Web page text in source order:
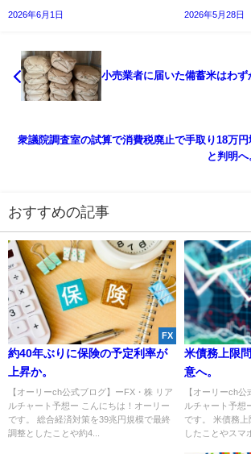
2026年6月1日 2026年5月28日
小売業者に届いた備蓄米はわず
衆議院調査室の試算で消費税廃止で手取り18万円
と判明へ
おすすめの記事
FX
約40年ぶりに保険の予定利率が
上昇か。
【オーリーch公式ブログ】ーFX・株 リア
ルチャート予想ー こんにちは！オーリー
です。 総合経済対策を39兆円規模で最終
調整としたことや約4...
米債務上限
意へ。
【オーリーch
ルチャート予想
です。 米債務
したことやスマ